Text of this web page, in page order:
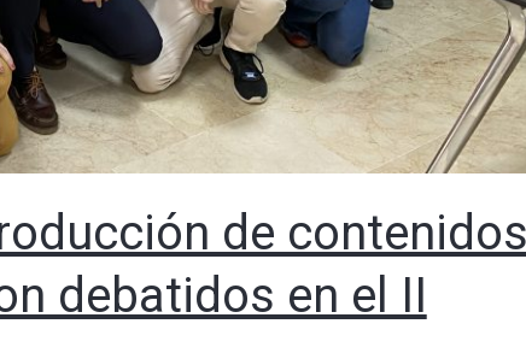
de contenidos
debatidos en el II